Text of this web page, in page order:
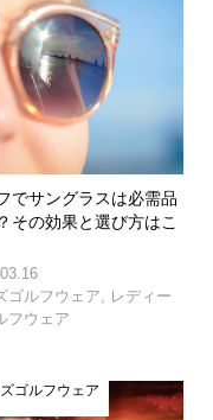
でサングラスは必需品
その効果と選び方はこ
ゴルフウェア
レディー
フウェア
ゴルフウェア